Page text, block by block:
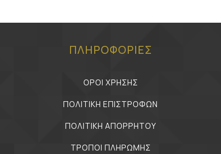
ΠΛΗΡΟΦΟΡΙΕΣ
ΟΡΟΙ ΧΡΗΣΗΣ
ΠΟΛΙΤΙΚΗ ΕΠΙΣΤΡΟΦΩΝ
ΠΟΛΙΤΙΚΗ ΑΠΟΡΡΗΤΟΥ
ΤΡΟΠΟΙ ΠΛΗΡΩΜΗΣ